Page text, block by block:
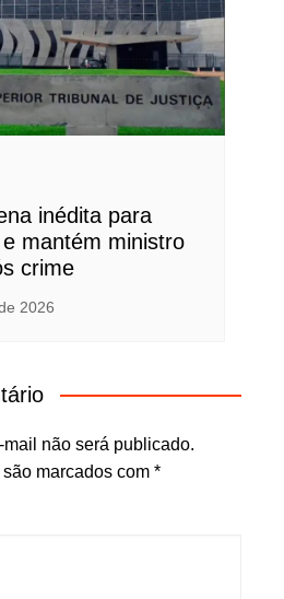
inédita para
mantém ministro
crime
2026
não será publicado.
marcados com *